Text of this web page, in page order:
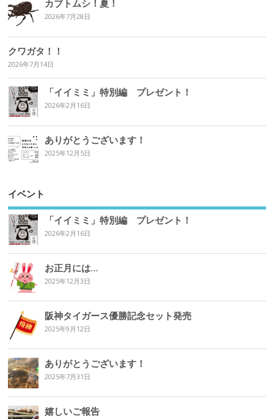
カブトムシ！夏！
2026年7月28日
クワガタ！！
2026年7月14日
「イイミミ」特別編 プレゼント！
2026年2月16日
ありがとうございます！
2025年12月5日
イベント
「イイミミ」特別編 プレゼント！
2026年2月16日
お正月には…
2025年12月3日
阪神タイガース優勝記念セット発売
2025年9月12日
ありがとうございます！
2025年7月31日
嬉しいご報告